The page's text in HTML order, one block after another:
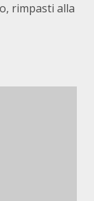
rimpasti alla